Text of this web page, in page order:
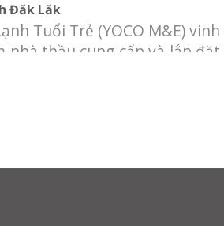
Đăk Lăk
Tuổi Trẻ (YOCO M&E) vinh
nhà thầu cung cấp và lắp đặt